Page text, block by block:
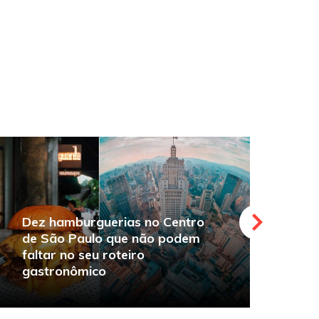
Dez hamburguerias no Centro
de São Paulo que não podem
faltar no seu roteiro
gastronômico